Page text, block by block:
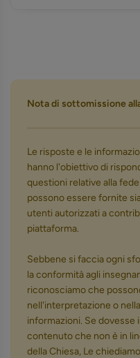
Nota di sottomissione
Le risposte e le
hanno l'obiettivo di
questioni relative alla
possono essere fornite
utenti autorizzati a
piattaforma.
Sebbene si faccia ogni
la conformità agli
riconosciamo che
nell'interpretazione o
informazioni. Se dovesse
contenuto che non è in
della Chiesa, Le